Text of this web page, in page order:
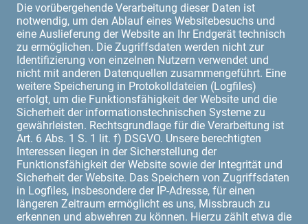
Die vorübergehende Verarbeitung dieser Daten ist
notwendig, um den Ablauf eines Websitebesuchs und
eine Auslieferung der Website an Ihr Endgerät technisch
zu ermöglichen. Die Zugriffsdaten werden nicht zur
Identifizierung von einzelnen Nutzern verwendet und
nicht mit anderen Datenquellen zusammengeführt. Eine
weitere Speicherung in Protokolldateien (Logfiles)
erfolgt, um die Funktionsfähigkeit der Website und die
Sicherheit der informationstechnischen Systeme zu
gewährleisten. Rechtsgrundlage für die Verarbeitung ist
Art. 6 Abs. 1 S. 1 lit. f) DSGVO. Unsere berechtigten
Interessen liegen in der Sicherstellung der
Funktionsfähigkeit der Website sowie der Integrität und
Sicherheit der Website. Das Speichern von Zugriffsdaten
in Logfiles, insbesondere der IP-Adresse, für einen
längeren Zeitraum ermöglicht es uns, Missbrauch zu
erkennen und abwehren zu können. Hierzu zählt etwa die